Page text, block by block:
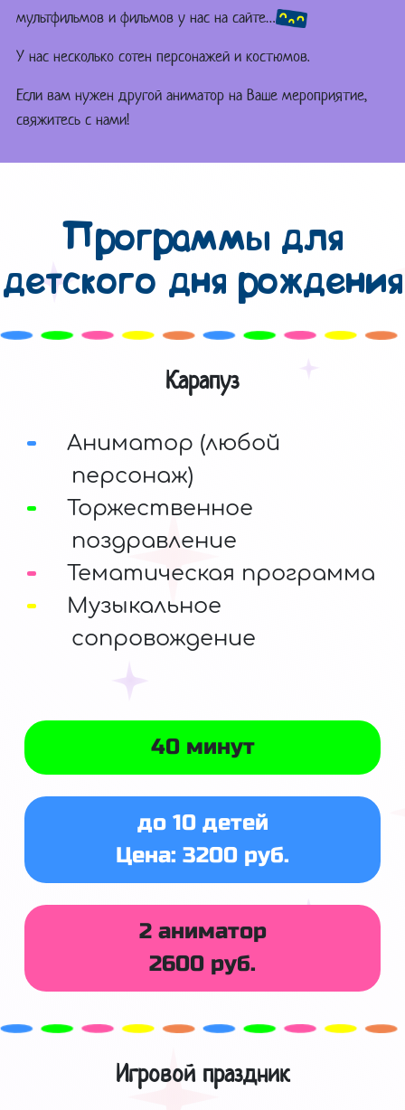
мультфильмов и фильмов у нас на сайте…
У нас несколько сотен персонажей и костюмов.
Если вам нужен другой аниматор на Ваше мероприятие,
свяжитесь с нами!
Программы для
детского дня рождения
Карапуз
Аниматор (любой
персонаж)
Торжественное
поздравление
Тематическая программа
Музыкальное
сопровождение
40 минут
до 10 детей
Цена: 3200 руб.
2 аниматор
2600 руб.
Игровой праздник